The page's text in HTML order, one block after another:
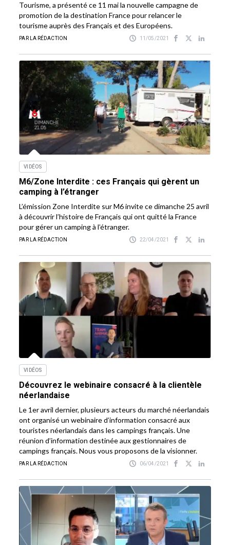
Tourisme, a présenté ce 11 mai la nouvelle campagne de
promotion de la destination France pour relancer le
tourisme auprès des Français et des Européens.
PAR LA RÉDACTION 11/05/2021
VIDÉOS
M6/Zone Interdite : ces Français qui gèrent un
camping à l’étranger
L’émission Zone Interdite sur M6 invite ce dimanche 25 avril
à découvrir l’histoire de Français qui ont quitté la France
pour gérer un camping à l’étranger.
PAR LA RÉDACTION 22/04/2021
VIDÉOS
Découvrez le webinaire consacré à la clientèle
néerlandaise
Le 1er avril dernier, plusieurs acteurs du marché néerlandais
ont organisé un webinaire d’information consacré aux
touristes néerlandais dans les campings français. Une
réunion d’information destinée aux gestionnaires de
campings français. Nous vous proposons de la visionner.
PAR LA RÉDACTION 06/04/2021